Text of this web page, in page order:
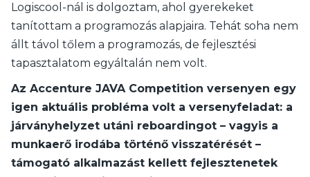
Logiscool-nál is dolgoztam, ahol gyerekeket
tanítottam a programozás alapjaira. Tehát soha nem
állt távol tőlem a programozás, de fejlesztési
tapasztalatom egyáltalán nem volt.
Az Accenture JAVA Competition versenyen egy
igen aktuális probléma volt a versenyfeladat: a
járványhelyzet utáni reboardingot – vagyis a
munkaerő irodába történő visszatérését –
támogató alkalmazást kellett fejlesztenetek